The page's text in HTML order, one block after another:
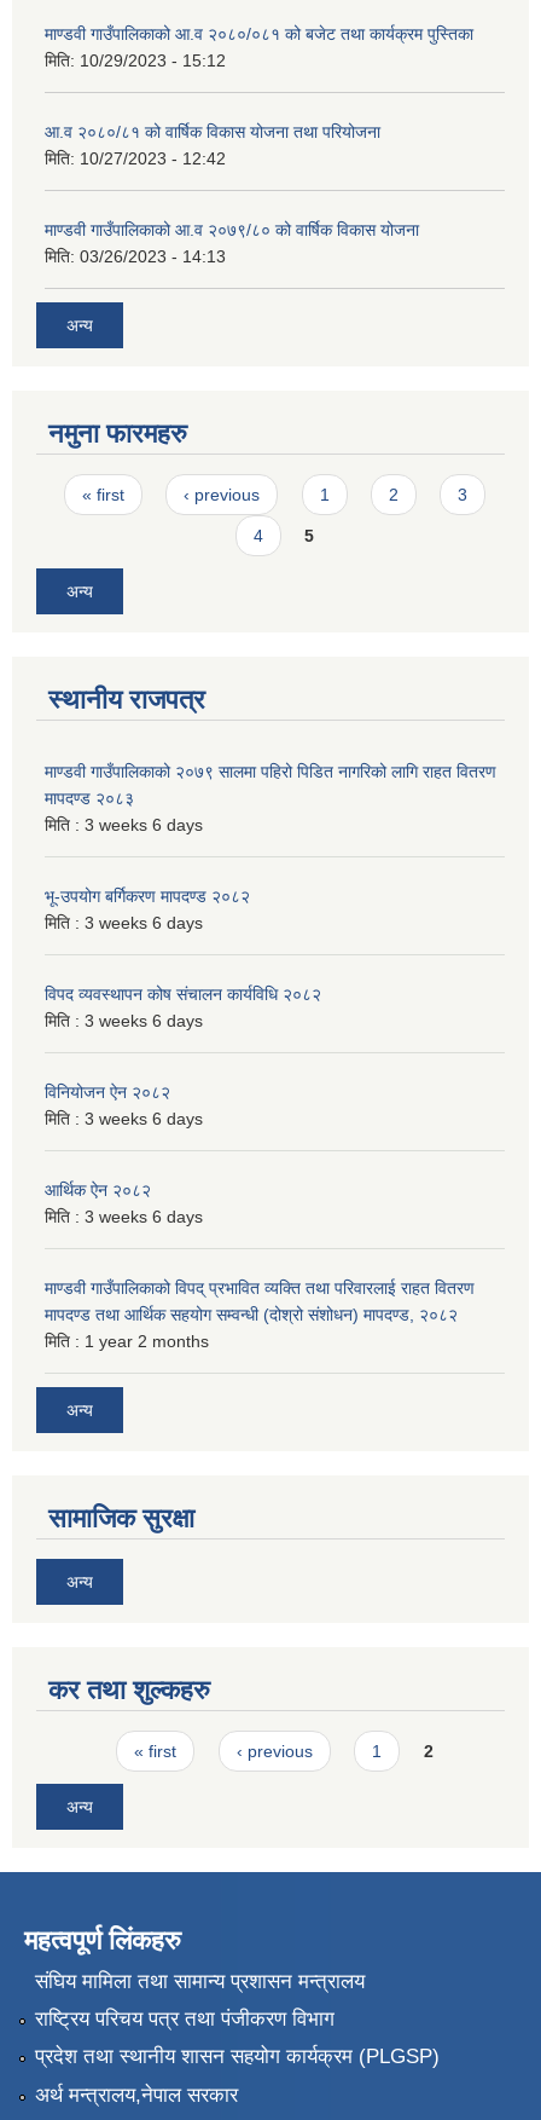
माण्डवी गाउँपालिकाको आ.व २०८०/०८१ को बजेट तथा कार्यक्रम पुस्तिका
मिति: 10/29/2023 - 15:12
आ.व २०८०/८१ को वार्षिक विकास योजना तथा परियोजना
मिति: 10/27/2023 - 12:42
माण्डवी गाउँपालिकाको आ.व २०७९/८० को वार्षिक विकास योजना
मिति: 03/26/2023 - 14:13
अन्य
नमुना फारमहरु
Pages
« first ‹ previous 1 2 3
4 5
अन्य
स्थानीय राजपत्र
माण्डवी गाउँपालिकाको २०७९ सालमा पहिरो पिडित नागरिको लागि राहत वितरण
मापदण्ड २०८३
मिति : 3 weeks 6 days
भू-उपयोग बर्गिकरण मापदण्ड २०८२
मिति : 3 weeks 6 days
विपद व्यवस्थापन कोष संचालन कार्यविधि २०८२
मिति : 3 weeks 6 days
विनियोजन ऐन २०८२
मिति : 3 weeks 6 days
आर्थिक ऐन २०८२
मिति : 3 weeks 6 days
माण्डवी गाउँपालिकाको विपद् प्रभावित व्यक्ति तथा परिवारलाई राहत वितरण
मापदण्ड तथा आर्थिक सहयोग सम्वन्धी (दोश्रो संशोधन) मापदण्ड, २०८२
मिति : 1 year 2 months
अन्य
सामाजिक सुरक्षा
अन्य
कर तथा शुल्कहरु
Pages« first ‹ previous 1 2
अन्य
महत्वपूर्ण लिंकहरु
संघिय मामिला तथा सामान्य प्रशासन मन्त्रालय
राष्ट्रिय परिचय पत्र तथा पंजीकरण विभाग
प्रदेश तथा स्थानीय शासन सहयोग कार्यक्रम (PLGSP)
अर्थ मन्त्रालय,नेपाल सरकार